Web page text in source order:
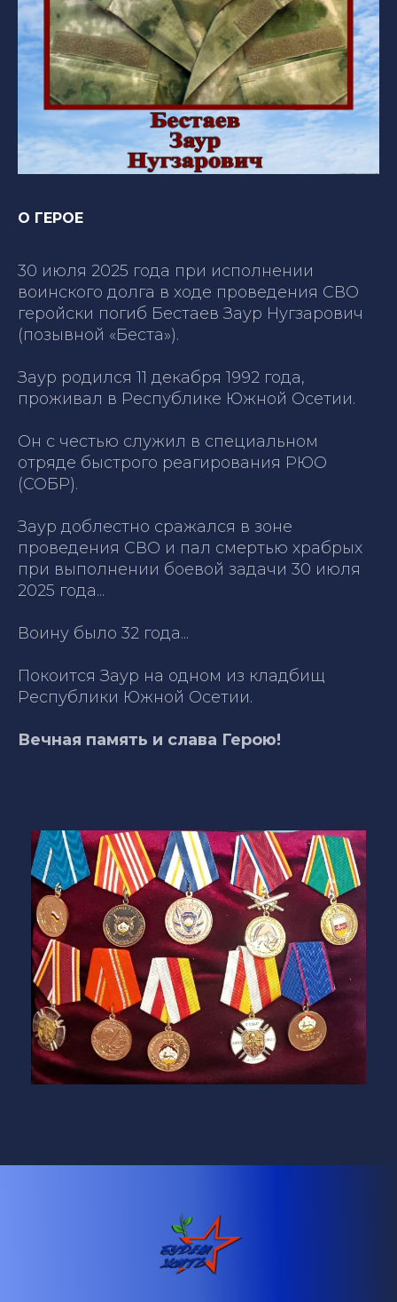
О ГЕРОЕ
30 июля 2025 года при исполнении
воинского долга в ходе проведения СВО
геройски погиб Бестаев Заур Нугзарович
(позывной «Беста»).
Заур родился 11 декабря 1992 года,
проживал в Республике Южной Осетии.
Он с честью служил в специальном
отряде быстрого реагирования РЮО
(СОБР).
Заур доблестно сражался в зоне
проведения СВО и пал смертью храбрых
при выполнении боевой задачи 30 июля
2025 года...
Воину было 32 года...
Покоится Заур на одном из кладбищ
Республики Южной Осетии.
Вечная память и слава Герою!